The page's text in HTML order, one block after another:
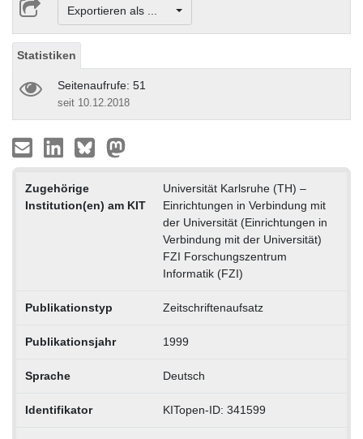
Exportieren als ...
Statistiken
Seitenaufrufe: 51
seit 10.12.2018
Zugehörige
Institution(en) am KIT
Universität Karlsruhe (TH) –
Einrichtungen in Verbindung mit
der Universität (Einrichtungen in
Verbindung mit der Universität)
FZI Forschungszentrum
Informatik (FZI)
Publikationstyp Zeitschriftenaufsatz
Publikationsjahr 1999
Sprache Deutsch
Identifikator KITopen-ID: 341599